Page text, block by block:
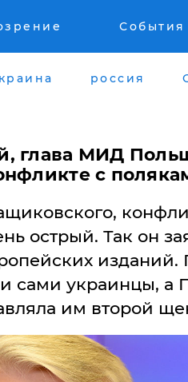
События
россия
глава МИД
с
острый. Так он
изданий.
сами украинцы, а
им второй